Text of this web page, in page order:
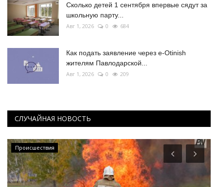
Сколько детей 1 сентября впервые сядут за
школьную парту...
Авг 1, 2026 0 684
Как подать заявление через e-Otinish
жителям Павлодарской...
Авг 1, 2026 0 209
СЛУЧАЙНАЯ НОВОСТЬ
Происшествия